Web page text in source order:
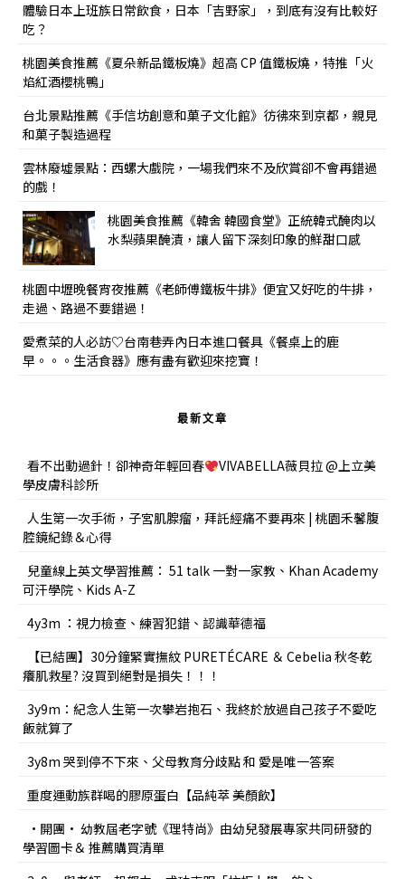
體驗日本上班族日常飲食，日本「吉野家」，到底有沒有比較好
吃？
桃園美食推薦《夏朵新品鐵板燒》超高 CP 值鐵板燒，特推「火
焰紅酒櫻桃鴨」
台北景點推薦《手信坊創意和菓子文化館》彷彿來到京都，親見
和菓子製造過程
雲林廢墟景點：西螺大戲院，一場我們來不及欣賞卻不會再錯過
的戲！
桃園美食推薦《韓舍 韓國食堂》正統韓式醃肉以
水梨蘋果醃漬，讓人留下深刻印象的鮮甜口感
桃園中壢晚餐宵夜推薦《老師傅鐵板牛排》便宜又好吃的牛排，
走過、路過不要錯過！
愛煮菜的人必訪♡台南巷弄內日本進口餐具《餐桌上的鹿
早。。。生活食器》應有盡有歡迎來挖寶！
最新文章
看不出動過針！卻神奇年輕回春
VIVABELLA薇貝拉 @上立美
學皮膚科診所
人生第一次手術，子宮肌腺瘤，拜託經痛不要再來 | 桃園禾馨腹
腔鏡紀錄＆心得
兒童線上英文學習推薦： 51 talk 一對一家教、Khan Academy
可汗學院、Kids A-Z
4y3m ：視力檢查、練習犯錯、認識華德福
【已結團】30分鐘緊實撫紋 PURETÉCARE ＆ Cebelia 秋冬乾
癢肌救星? 沒買到絕對是損失！！！
3y9m：紀念人生第一次攀岩抱石、我終於放過自己孩子不愛吃
飯就算了
3y8m 哭到停不下來、父母教育分歧點 和 愛是唯一答案
重度運動族群喝的膠原蛋白【品純萃 美顏飲】
•開團• 幼教屆老字號《理特尚》由幼兒發展專家共同研發的
學習圖卡＆ 推薦購買清單